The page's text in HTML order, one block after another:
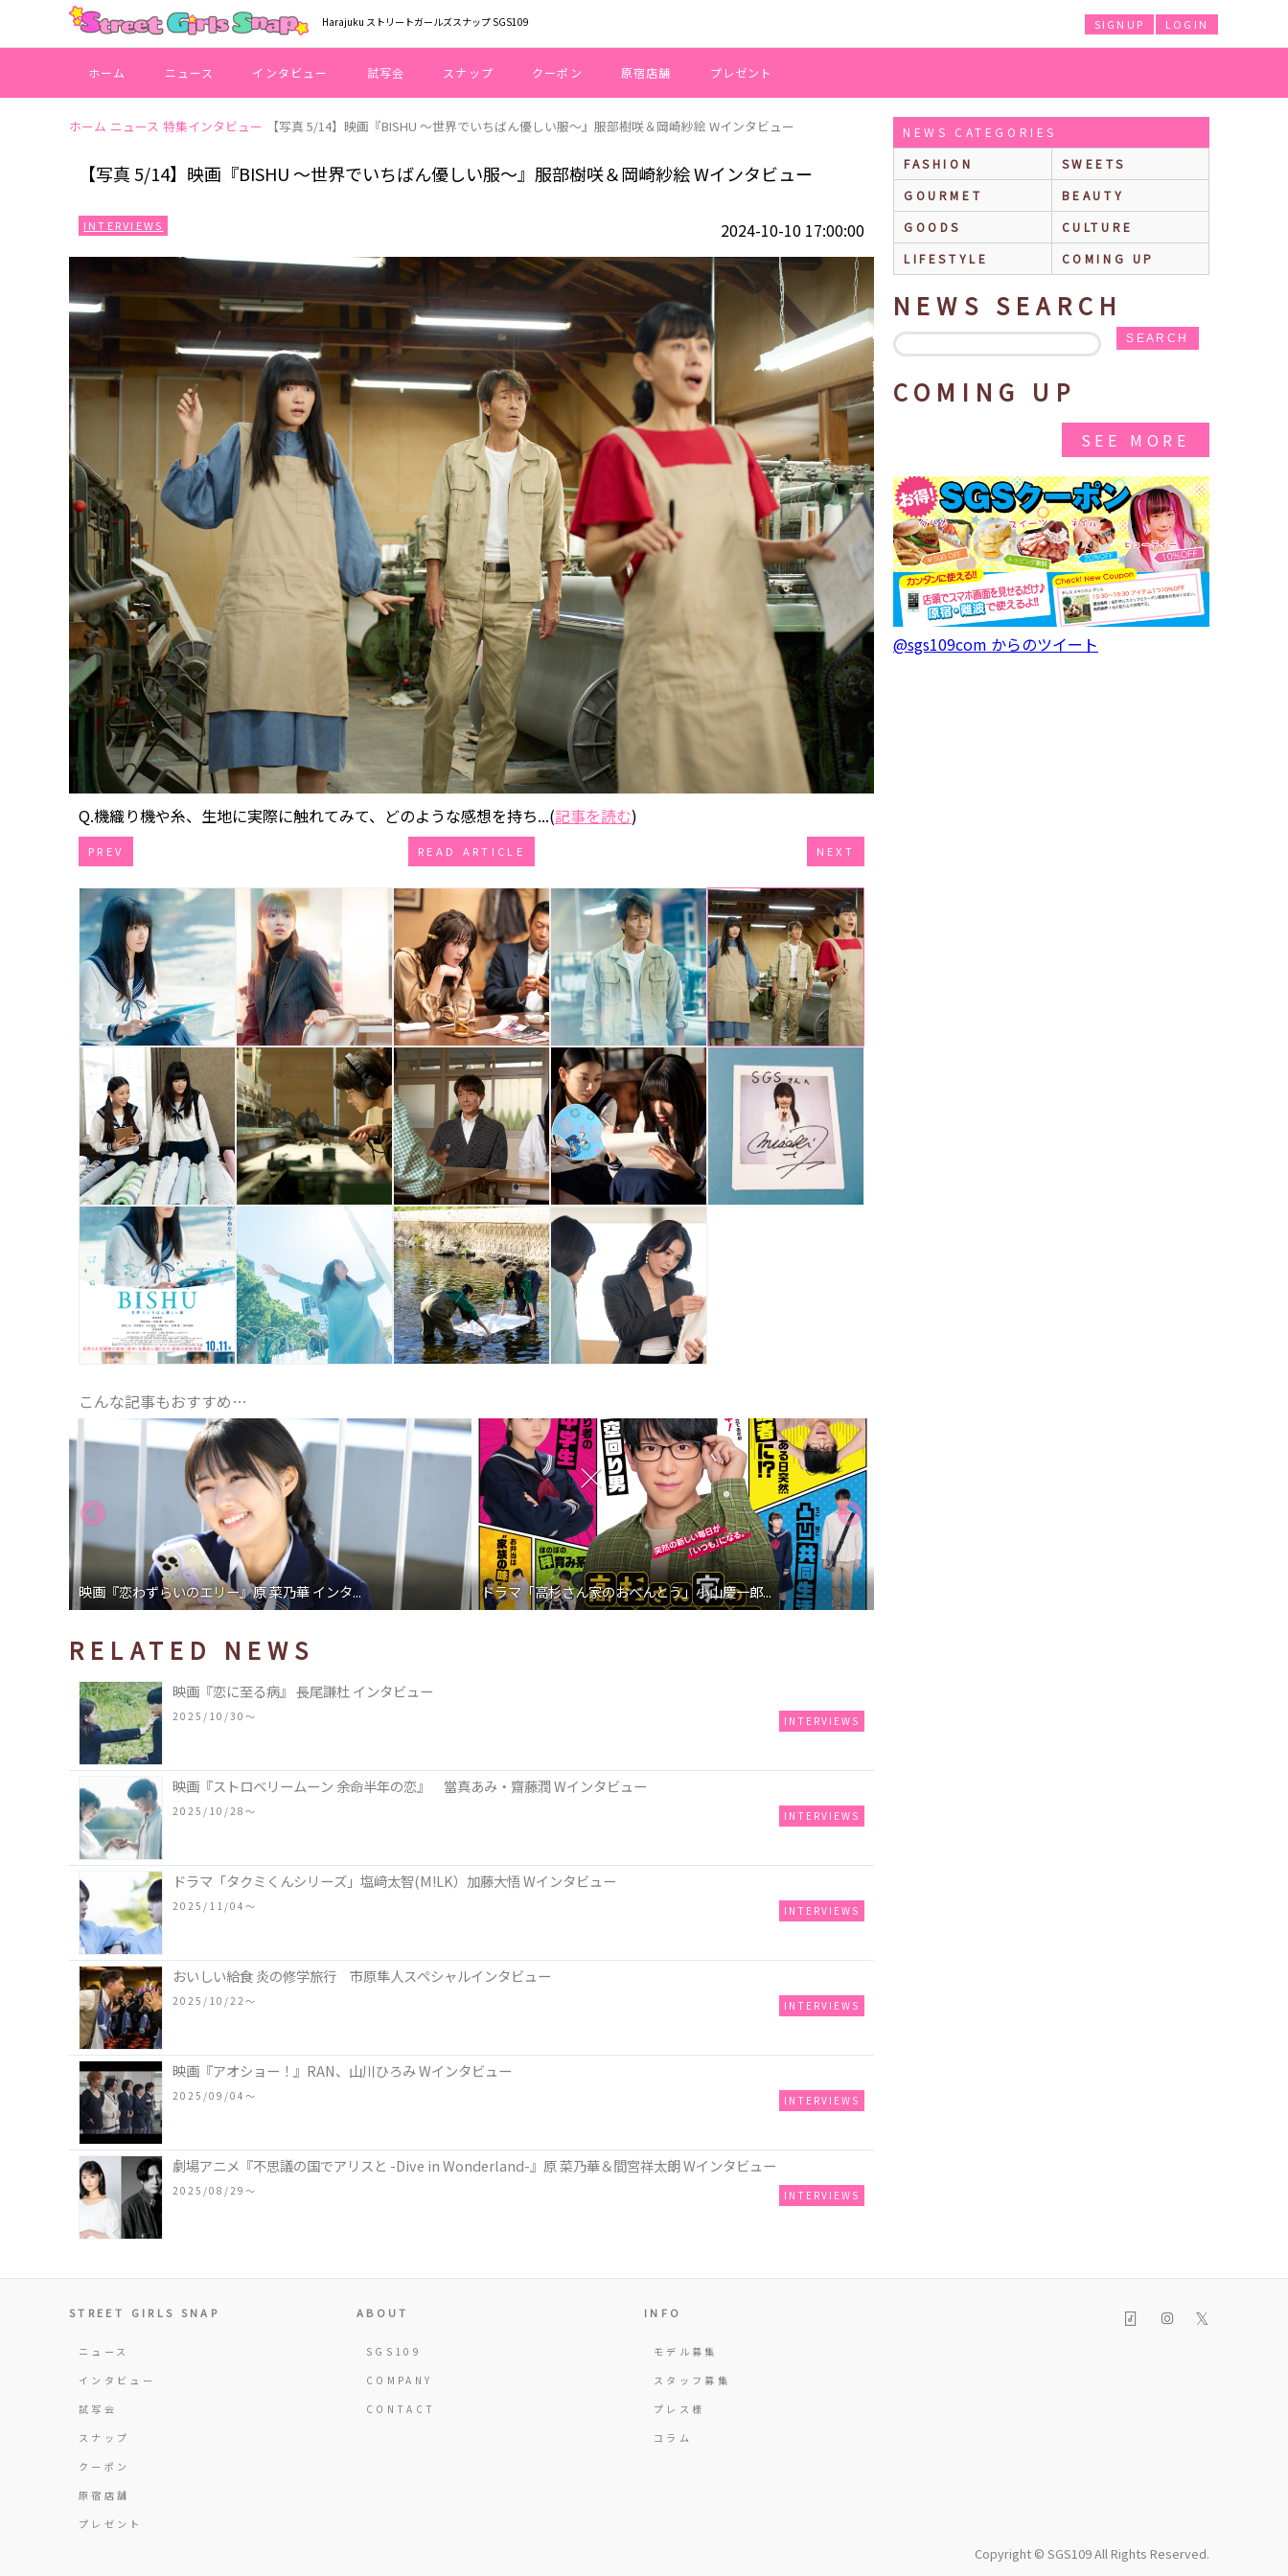
Harajuku ストリートガールズスナップ SGS109 LOGIN
SIGNUP
ホーム ニュース インタビュー 試写会 スナップ クーポン 原宿店舗 プレゼント
ホーム ニュース 特集インタビュー 【写真 5/14】映画『BISHU 〜世界でいちばん優しい服〜』服部樹咲＆岡崎紗絵 Wインタビュー
【写真 5/14】映画『BISHU 〜世界でいちばん優しい服〜』服部樹咲＆岡崎紗絵 Wインタビュー
INTERVIEWS 2024-10-10 17:00:00
Q.機織り機や糸、生地に実際に触れてみて、どのような感想を持ち...(記事を読む)
PREV READ ARTICLE NEXT
こんな記事もおすすめ…
映画『恋わずらいのエリー』原 菜乃華 インタ... ドラマ「高杉さん家のおべんとう」小山慶一郎...
RELATED NEWS
映画『恋に至る病』 長尾謙杜 インタビュー
2025/10/30〜 INTERVIEWS
映画『ストロベリームーン 余命半年の恋』 當真あみ・齋藤潤 Wインタビュー
2025/10/28〜 INTERVIEWS
ドラマ「タクミくんシリーズ」塩﨑太智(M!LK）加藤大悟 Wインタビュー
2025/11/04〜 INTERVIEWS
おいしい給食 炎の修学旅行 市原隼人スペシャルインタビュー
2025/10/22〜 INTERVIEWS
映画『アオショー！』RAN、山川ひろみ Wインタビュー
2025/09/04〜 INTERVIEWS
劇場アニメ『不思議の国でアリスと -Dive in Wonderland-』原 菜乃華＆間宮祥太朗 Wインタビュー
2025/08/29〜 INTERVIEWS
NEWS CATEGORIES
FASHION
SWEETS
GOURMET
BEAUTY
GOODS
CULTURE
LIFESTYLE
COMING UP
NEWS SEARCH
SEARCH
COMING UP
SEE MORE
@sgs109com からのツイート
STREET GIRLS SNAP
ニュース
インタビュー
試写会
スナップ
クーポン
原宿店舗
プレゼント
ABOUT
SGS109
COMPANY
CONTACT
INFO
モデル募集
スタッフ募集
プレス様
コラム
𝕏
Copyright © SGS109 All Rights Reserved.